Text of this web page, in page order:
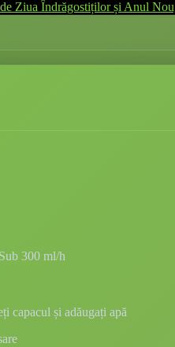
300 ml/h
capacul și adăugați apă